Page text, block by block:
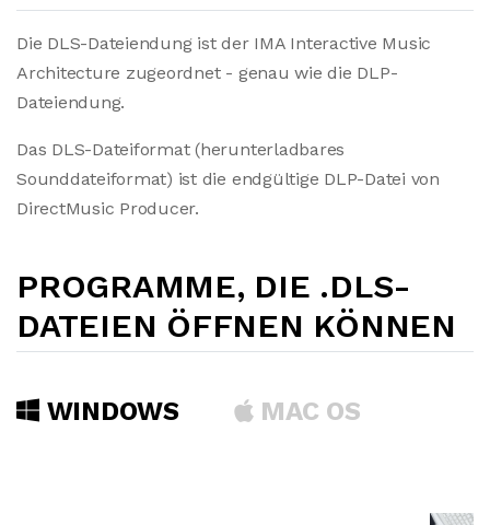
Die DLS-Dateiendung ist der IMA Interactive Music
Architecture zugeordnet - genau wie die DLP-
Dateiendung.
Das DLS-Dateiformat (herunterladbares
Sounddateiformat) ist die endgültige DLP-Datei von
DirectMusic Producer.
PROGRAMME, DIE .DLS-
DATEIEN ÖFFNEN KÖNNEN
WINDOWS MAC OS